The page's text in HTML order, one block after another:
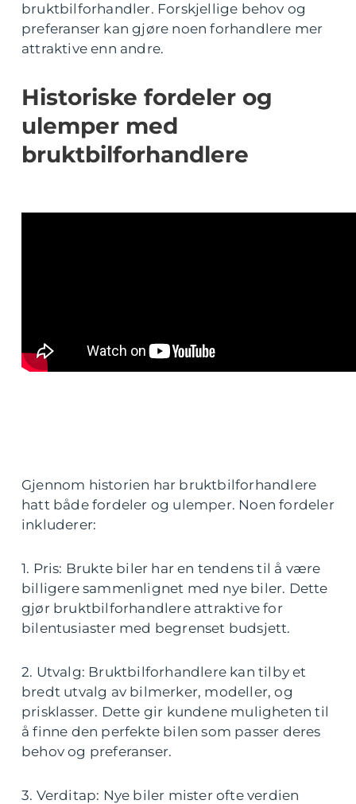
bruktbilforhandler. Forskjellige behov og
preferanser kan gjøre noen forhandlere mer
attraktive enn andre.
Historiske fordeler og
ulemper med
bruktbilforhandlere
Gjennom historien har bruktbilforhandlere
hatt både fordeler og ulemper. Noen fordeler
inkluderer:
1. Pris: Brukte biler har en tendens til å være
billigere sammenlignet med nye biler. Dette
gjør bruktbilforhandlere attraktive for
bilentusiaster med begrenset budsjett.
2. Utvalg: Bruktbilforhandlere kan tilby et
bredt utvalg av bilmerker, modeller, og
prisklasser. Dette gir kundene muligheten til
å finne den perfekte bilen som passer deres
behov og preferanser.
3. Verditap: Nye biler mister ofte verdien